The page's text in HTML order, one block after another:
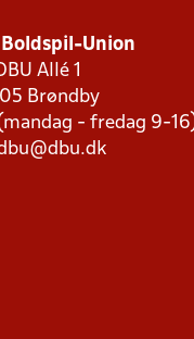
Boldspil-Union
Allé 1
Brøndby
- fredag 9-